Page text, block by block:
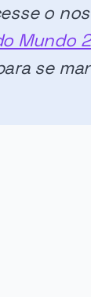
o
Mundo
se